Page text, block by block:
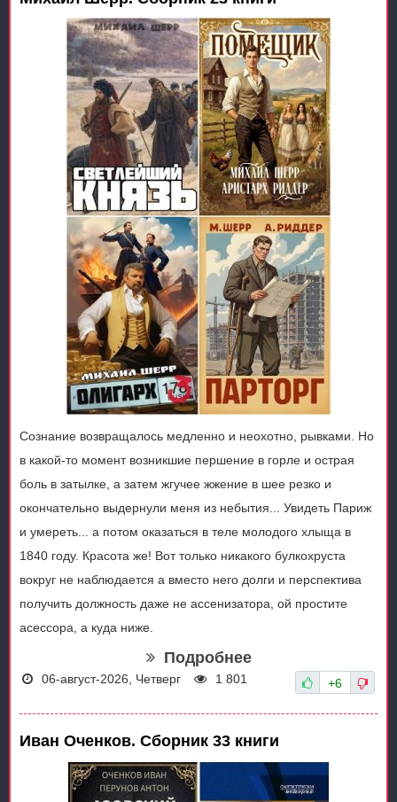
Сознание возвращалось медленно и неохотно, рывками. Но
в какой-то момент возникшие першение в горле и острая
боль в затылке, а затем жгучее жжение в шее резко и
окончательно выдернули меня из небытия... Увидеть Париж
и умереть... а потом оказаться в теле молодого хлыща в
1840 году. Красота же! Вот только никакого булкохруста
вокруг не наблюдается а вместо него долги и перспектива
получить должность даже не ассенизатора, ой простите
асессора, а куда ниже.
Подробнее
06-август-2026, Четверг 1 801 +6
Иван Оченков. Сборник 33 книги